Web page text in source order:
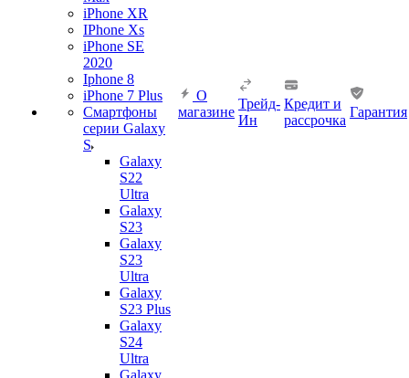
iPhone XR
IPhone Xs
iPhone SE
2020
Iphone 8
iPhone 7 Plus
Смартфоны
серии Galaxy
S
Galaxy
S22
Ultra
Galaxy
S23
Galaxy
S23
Ultra
Galaxy
S23 Plus
Galaxy
S24
Ultra
Galaxy
О
магазине
Трейд-
Ин
Кредит и
рассрочка
Гарантия